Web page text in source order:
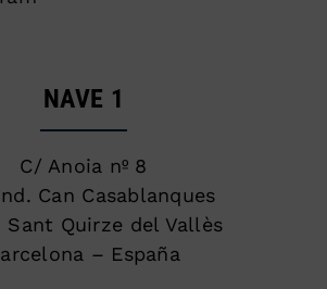
NAVE 1
C/ Anoia nº 8
Can Casablanques
Sant Quirze del Vallès
– España